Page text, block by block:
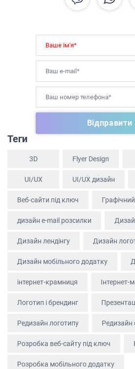
Теги
3D Flyer Design
UI/UX UI/UX дизайн
Веб-сайти під ключ
дизайн e-mail розсилки
Дизайн лендінгу Дизайн
Дизайн мобільного додатку
інтернет-крамниця Інтернет-
Логотип і брендинг
Редизайн логотипу Редизайн
Розробка веб-сайту під ключ
Розробка мобільного додатку
ГОЛОВНА
ПРО НАС
ПОСЛУГИ
ПОРТФОЛІО
КАР’ЄРА